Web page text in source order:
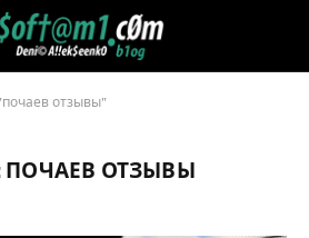
отзывы"
ПОЧАЕВ ОТЗЫВЫ